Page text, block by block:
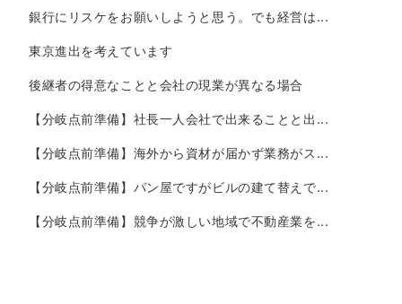
銀行にリスケをお願いしようと思う。でも経営は...
東京進出を考えています
後継者の得意なことと会社の現業が異なる場合
【分岐点前準備】社長一人会社で出来ることと出...
【分岐点前準備】海外から資材が届かず業務がス...
【分岐点前準備】パン屋ですがビルの建て替えで...
【分岐点前準備】競争が激しい地域で不動産業を...